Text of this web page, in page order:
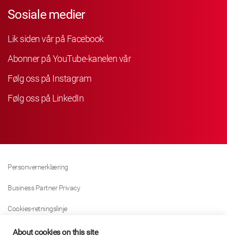
Sosiale medier
Lik siden vår på Facebook
Abonner på YouTube-kanelen vår
Følg oss på Instagram
Følg oss på LinkedIn
Personvernerklæring
Business Partner Privacy
Cookies-retningslinje
Modern Slavery Act Policy
About cookies on this site